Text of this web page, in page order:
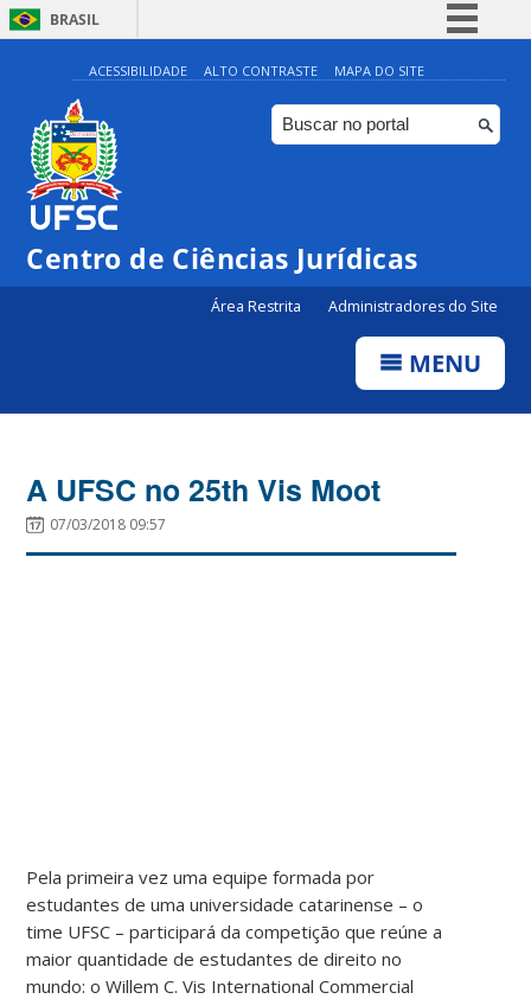
BRASIL
Simplifique!
Comunica BR
Participe
Canais
ACESSIBILIDADE ALTO CONTRASTE MAPA DO SITE
Centro de Ciências Jurídicas
Área Restrita Administradores do Site
MENU
A UFSC no 25th Vis Moot
07/03/2018 09:57
Pela primeira vez uma equipe formada por
estudantes de uma universidade catarinense – o
time UFSC – participará da competição que reúne a
maior quantidade de estudantes de direito no
mundo: o Willem C. Vis International Commercial